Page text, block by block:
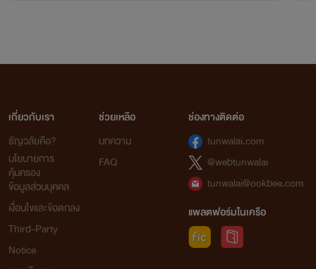
ฉมงามสุดสวย
เกี่ยวกับเรา
ธัญวลัยคือ?
นโยบายการ
คุ้มครอง
ข้อมูลส่วนบุคคล
เงื่อนไขและข้อตกลง
Third-Party
Notice
ช่วยเหลือ
บทความ
FAQ
ช่องทางติดต่อ
tunwalai.com
@webtunwalai
tunwalai@ookbee.com
แพลตฟอร์มในเครือ